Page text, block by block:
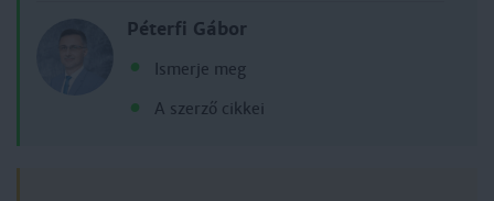
Péterfi Gábor
Ismerje meg
A szerző cikkei